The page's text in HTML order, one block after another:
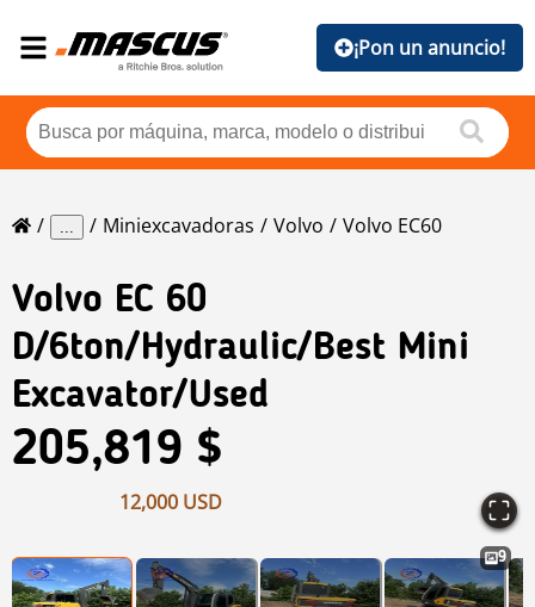
¡Pon un anuncio!
... Miniexcavadoras Volvo Volvo EC60
Volvo EC 60
D/6ton/Hydraulic/best Mini
Excavator/Used
205,819 $
12,000 USD
9